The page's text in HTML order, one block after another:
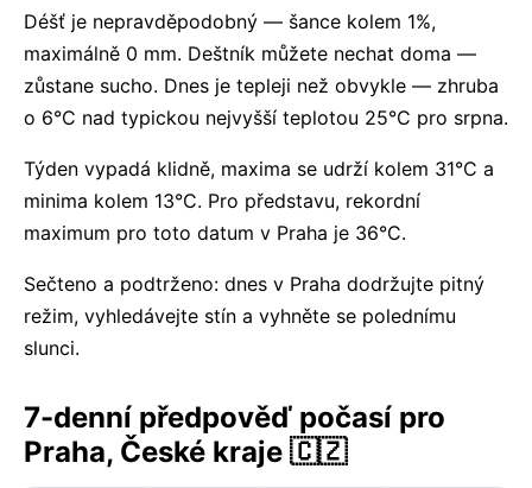
Déšť je nepravděpodobný — šance kolem 1%,
maximálně 0 mm. Deštník můžete nechat doma —
zůstane sucho. Dnes je tepleji než obvykle — zhruba
o 6°C nad typickou nejvyšší teplotou 25°C pro srpna.
Týden vypadá klidně, maxima se udrží kolem 31°C a
minima kolem 13°C. Pro představu, rekordní
maximum pro toto datum v Praha je 36°C.
Sečteno a podtrženo: dnes v Praha dodržujte pitný
režim, vyhledávejte stín a vyhněte se polednímu
slunci.
7-denní předpověď počasí pro
Praha, České kraje 🇨🇿